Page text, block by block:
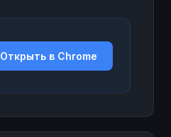
Открыть в Chrome